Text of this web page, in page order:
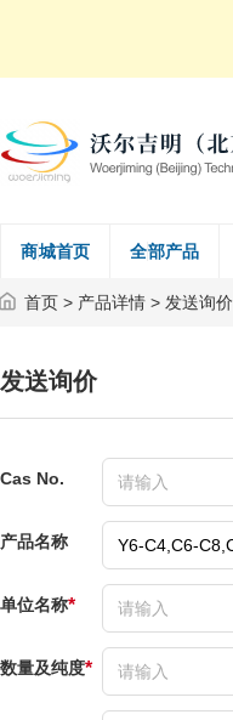
商城首页 全部产品
首页 > 产品详情 > 发送询价
发送询价
Cas No.
产品名称
单位名称*
数量及纯度*